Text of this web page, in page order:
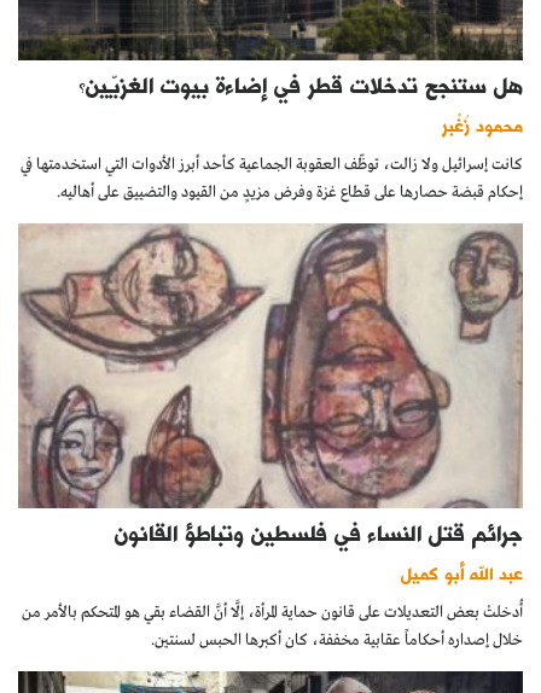
هل ستنجح تدخلات قطر في إضاءة بيوت الغزيّين؟
محمود زُغْبر
كانت إسرائيل ولا زالت، توظّف العقوبة الجماعية كأحد أبرز الأدوات التي استخدمتها في
إحكام قبضة حصارها على قطاع غزة وفرض مزيدٍ من القيود والتضييق على أهاليه.
جرائم قتل النساء في فلسطين وتباطؤ القانون
عبد الله أبو كميل
أُدخلتْ بعض التعديلات على قانون حماية المرأة، إلَّا أنَّ القضاء بقي هو المتحكم بالأمر من
خلال إصداره أحكاماً عقابية مخففة، كان أكبرها الحبس لسنتين.